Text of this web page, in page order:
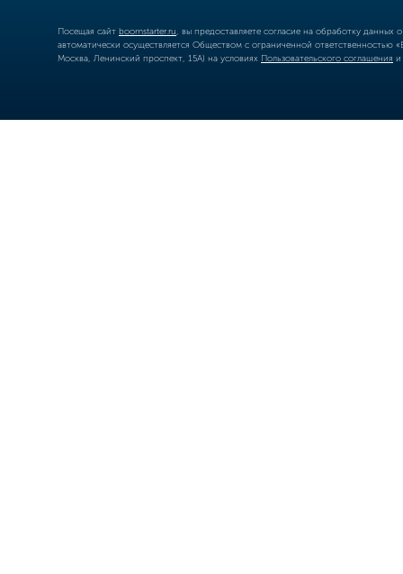
Посещая сайт boomstarter.ru , вы предоставляете согласие на обработку
автоматически осуществляется Обществом с ограниченной
Москва, Ленинский проспект, 15А) на условиях Пользовательского соглашения и